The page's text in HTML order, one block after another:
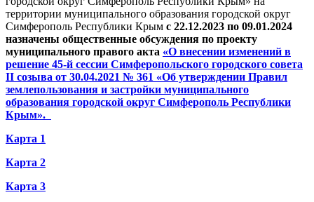
территории муниципального образования городской округ
Симферополь Республики Крым с 22.12.2023 по 09.01.2024
назначены общественные обсуждения по проекту
муниципального правого акта «О внесении изменений в
решение 45-й сессии Симферопольского городского совета
II созыва от 30.04.2021 № 361 «Об утверждении Правил
землепользования и застройки муниципального
образования городской округ Симферополь Республики
Крым».
Карта 1
Карта 2
Карта 3